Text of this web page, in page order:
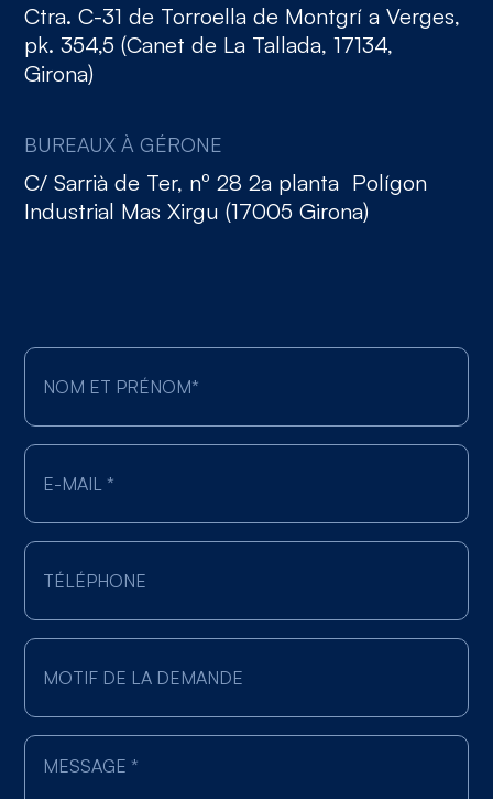
Ctra. C-31 de Torroella de Montgrí a Verges,
pk. 354,5 (Canet de La Tallada, 17134,
Girona)
BUREAUX À GÉRONE
C/ Sarrià de Ter, nº 28 2a planta Polígon
Industrial Mas Xirgu (17005 Girona)